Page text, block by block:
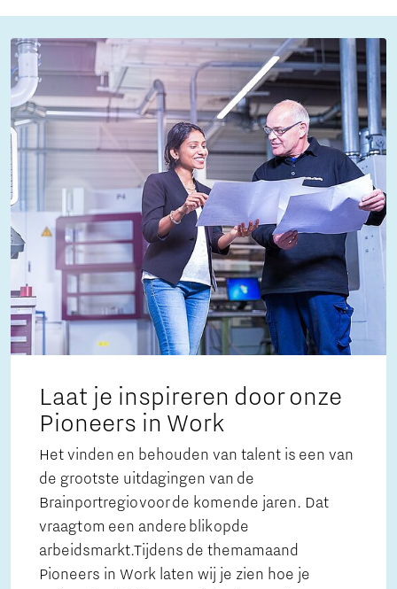
Laat je inspireren door onze
Pioneers in Work
Het vinden en behouden van talent is een van
de grootste uitdagingen van de
Brainportregio voor de komende jaren. Dat
vraagt om een andere blik op de
arbeidsmarkt.Tijdens de themamaand
Pioneers in Work laten wij je zien hoe je